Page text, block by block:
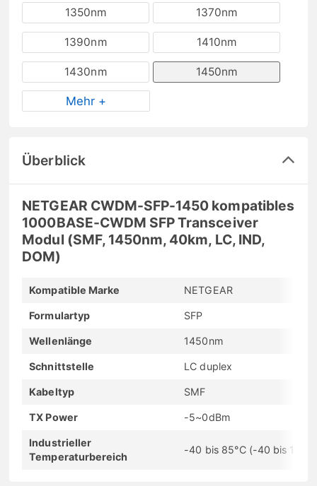
1350nm 1370nm
1390nm 1410nm
1430nm 1450nm
Mehr +
Überblick
NETGEAR CWDM-SFP-1450 kompatibles
1000BASE-CWDM SFP Transceiver
Modul (SMF, 1450nm, 40km, LC, IND,
DOM)
Kompatible Marke NETGEAR
Formulartyp SFP
Wellenlänge 1450nm
Schnittstelle LC duplex
Kabeltyp SMF
TX Power -5~0dBm
Industrieller
Temperaturbereich
-40 bis 85°C (-40 bis